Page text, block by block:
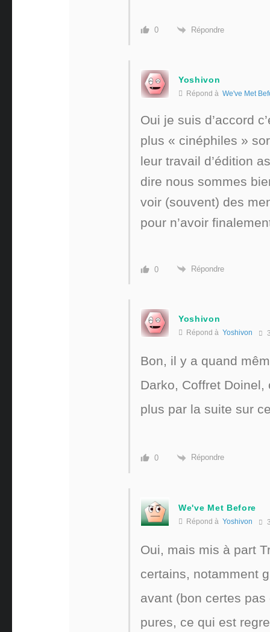
0 Répondre
Yoshivon
Répond à We've Met
Oui je suis d’accord
plus « cinéphiles »
leur travail d’édition
dire nous sommes
voir (souvent) des
pour n’avoir
0 Répondre
Yoshivon
Répond à Yoshivon
Bon, il y a quand
Darko, Coffret Doinel,
plus par la suite sur
0 Répondre
We've Met Before
Répond à Yoshivon
Oui, mais mis à part
certains, notamment
avant (bon certes
pures, ce qui est